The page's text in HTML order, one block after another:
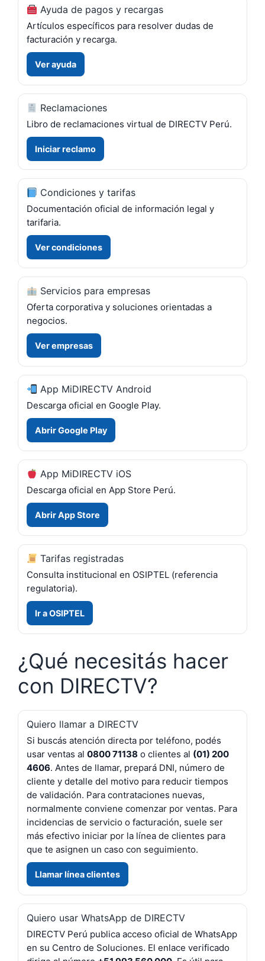
Ayuda de pagos y recargas
Artículos específicos para resolver dudas de
facturación y recarga.
Ver ayuda
Reclamaciones
Libro de reclamaciones virtual de DIRECTV Perú.
Iniciar reclamo
Condiciones y tarifas
Documentación oficial de información legal y
tarifaria.
Ver condiciones
Servicios para empresas
Oferta corporativa y soluciones orientadas a
negocios.
Ver empresas
App MiDIRECTV Android
Descarga oficial en Google Play.
Abrir Google Play
App MiDIRECTV iOS
Descarga oficial en App Store Perú.
Abrir App Store
Tarifas registradas
Consulta institucional en OSIPTEL (referencia
regulatoria).
Ir a OSIPTEL
¿Qué necesitás hacer
con DIRECTV?
Quiero llamar a DIRECTV
Si buscás atención directa por teléfono, podés
usar ventas al 0800 71138 o clientes al (01) 200
4606. Antes de llamar, prepará DNI, número de
cliente y detalle del motivo para reducir tiempos
de validación. Para contrataciones nuevas,
normalmente conviene comenzar por ventas. Para
incidencias de servicio o facturación, suele ser
más efectivo iniciar por la línea de clientes para
que te asignen un caso con seguimiento.
Llamar línea clientes
Quiero usar WhatsApp de DIRECTV
DIRECTV Perú publica acceso oficial de WhatsApp
en su Centro de Soluciones. El enlace verificado